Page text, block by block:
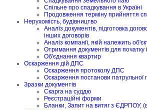
Спільне про спадкування в Україні
Продовження терміну прийняття
Нерухомість, будівництво
Аналіз документів, підготовка
інших договорів
Аналіз компанії, якій належить
Отримання документів для початку
Об'єднання квартир
Оскарження дій ДПС
Оскарження протоколу ДПС
Оскарження постанови патрульної
Зразки документів
Скарга на суддю
Реєстраційні форми
Бланки, Запит на витяг з ЄДРПОУ,